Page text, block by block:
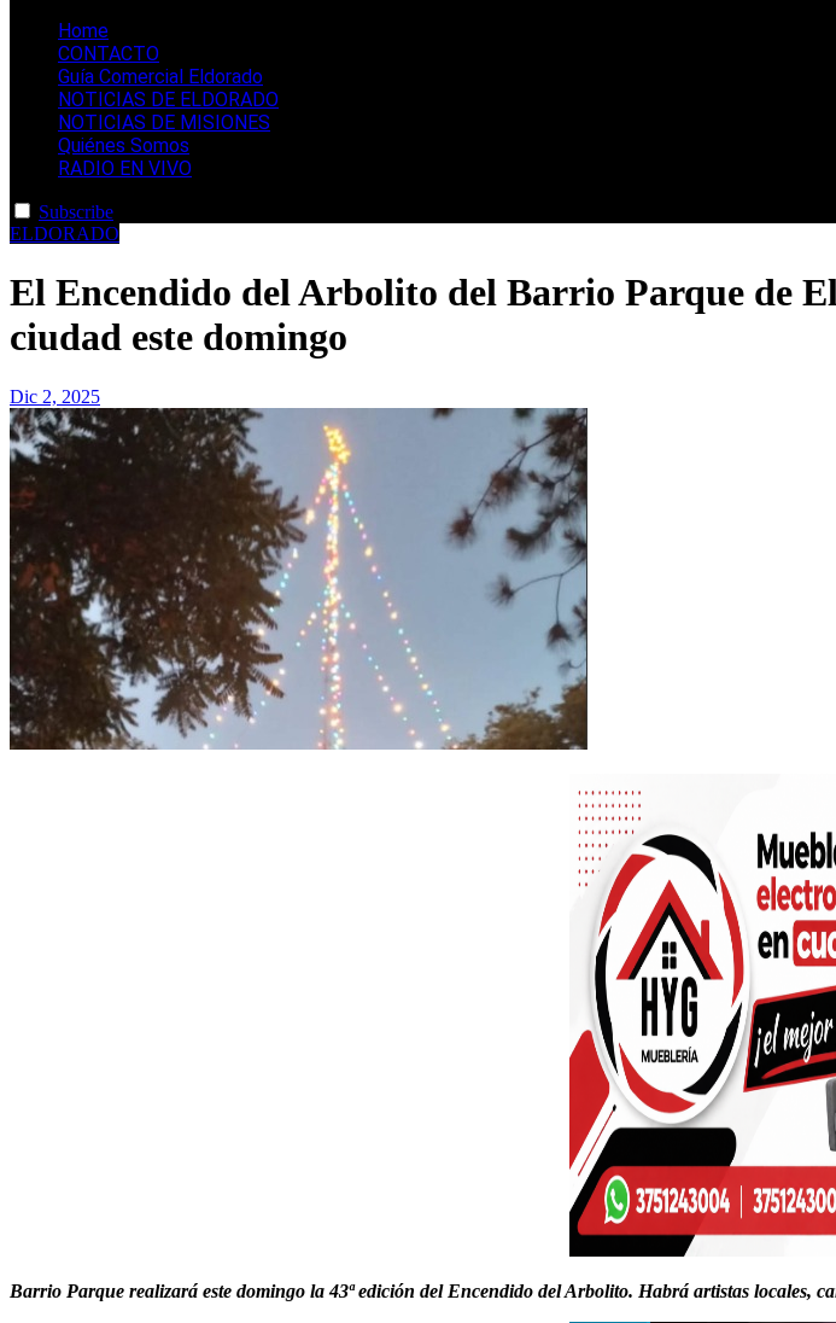
Plataforma de información y noticias de Eldorado, Misiones, Argentina
Home
CONTACTO
Guía Comercial Eldorado
NOTICIAS DE ELDORADO
NOTICIAS DE MISIONES
Quiénes Somos
RADIO EN VIVO
Subscribe
ELDORADO
El Encendido del Arbolito del Barrio Parque de
ciudad este domingo
Dic 2, 2025
Bar­rio Par­que realizará este domin­go la 43ª edi­ción del Encen­di­do del Arboli­to. Habrá artis­tas